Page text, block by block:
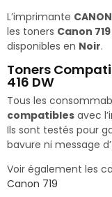
L’imprimante
les toners Canon
disponibles en Noir.
Toners
416 DW
Tous les
compatibles avec
Ils sont testés pour
bavure ni message
Voir également les
Canon 719